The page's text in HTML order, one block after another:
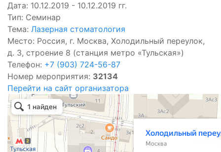
Дата: 10.12.2019 - 10.12.2019 гг.
Тип: Семинар
Тема: Лазерная стоматология
Место: Россия, г. Москва, Холодильный переулок,
д. 3, строение 8 (станция метро «Тульская»)
Телефон: +7 (903) 724-56-87
Номер мероприятия: 32134
Перейти на сайт организатора